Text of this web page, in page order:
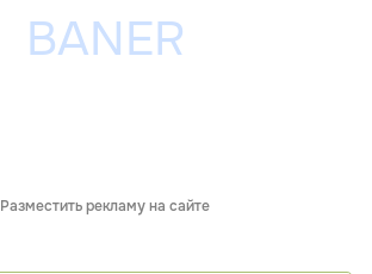
Разместить рекламу на сайте